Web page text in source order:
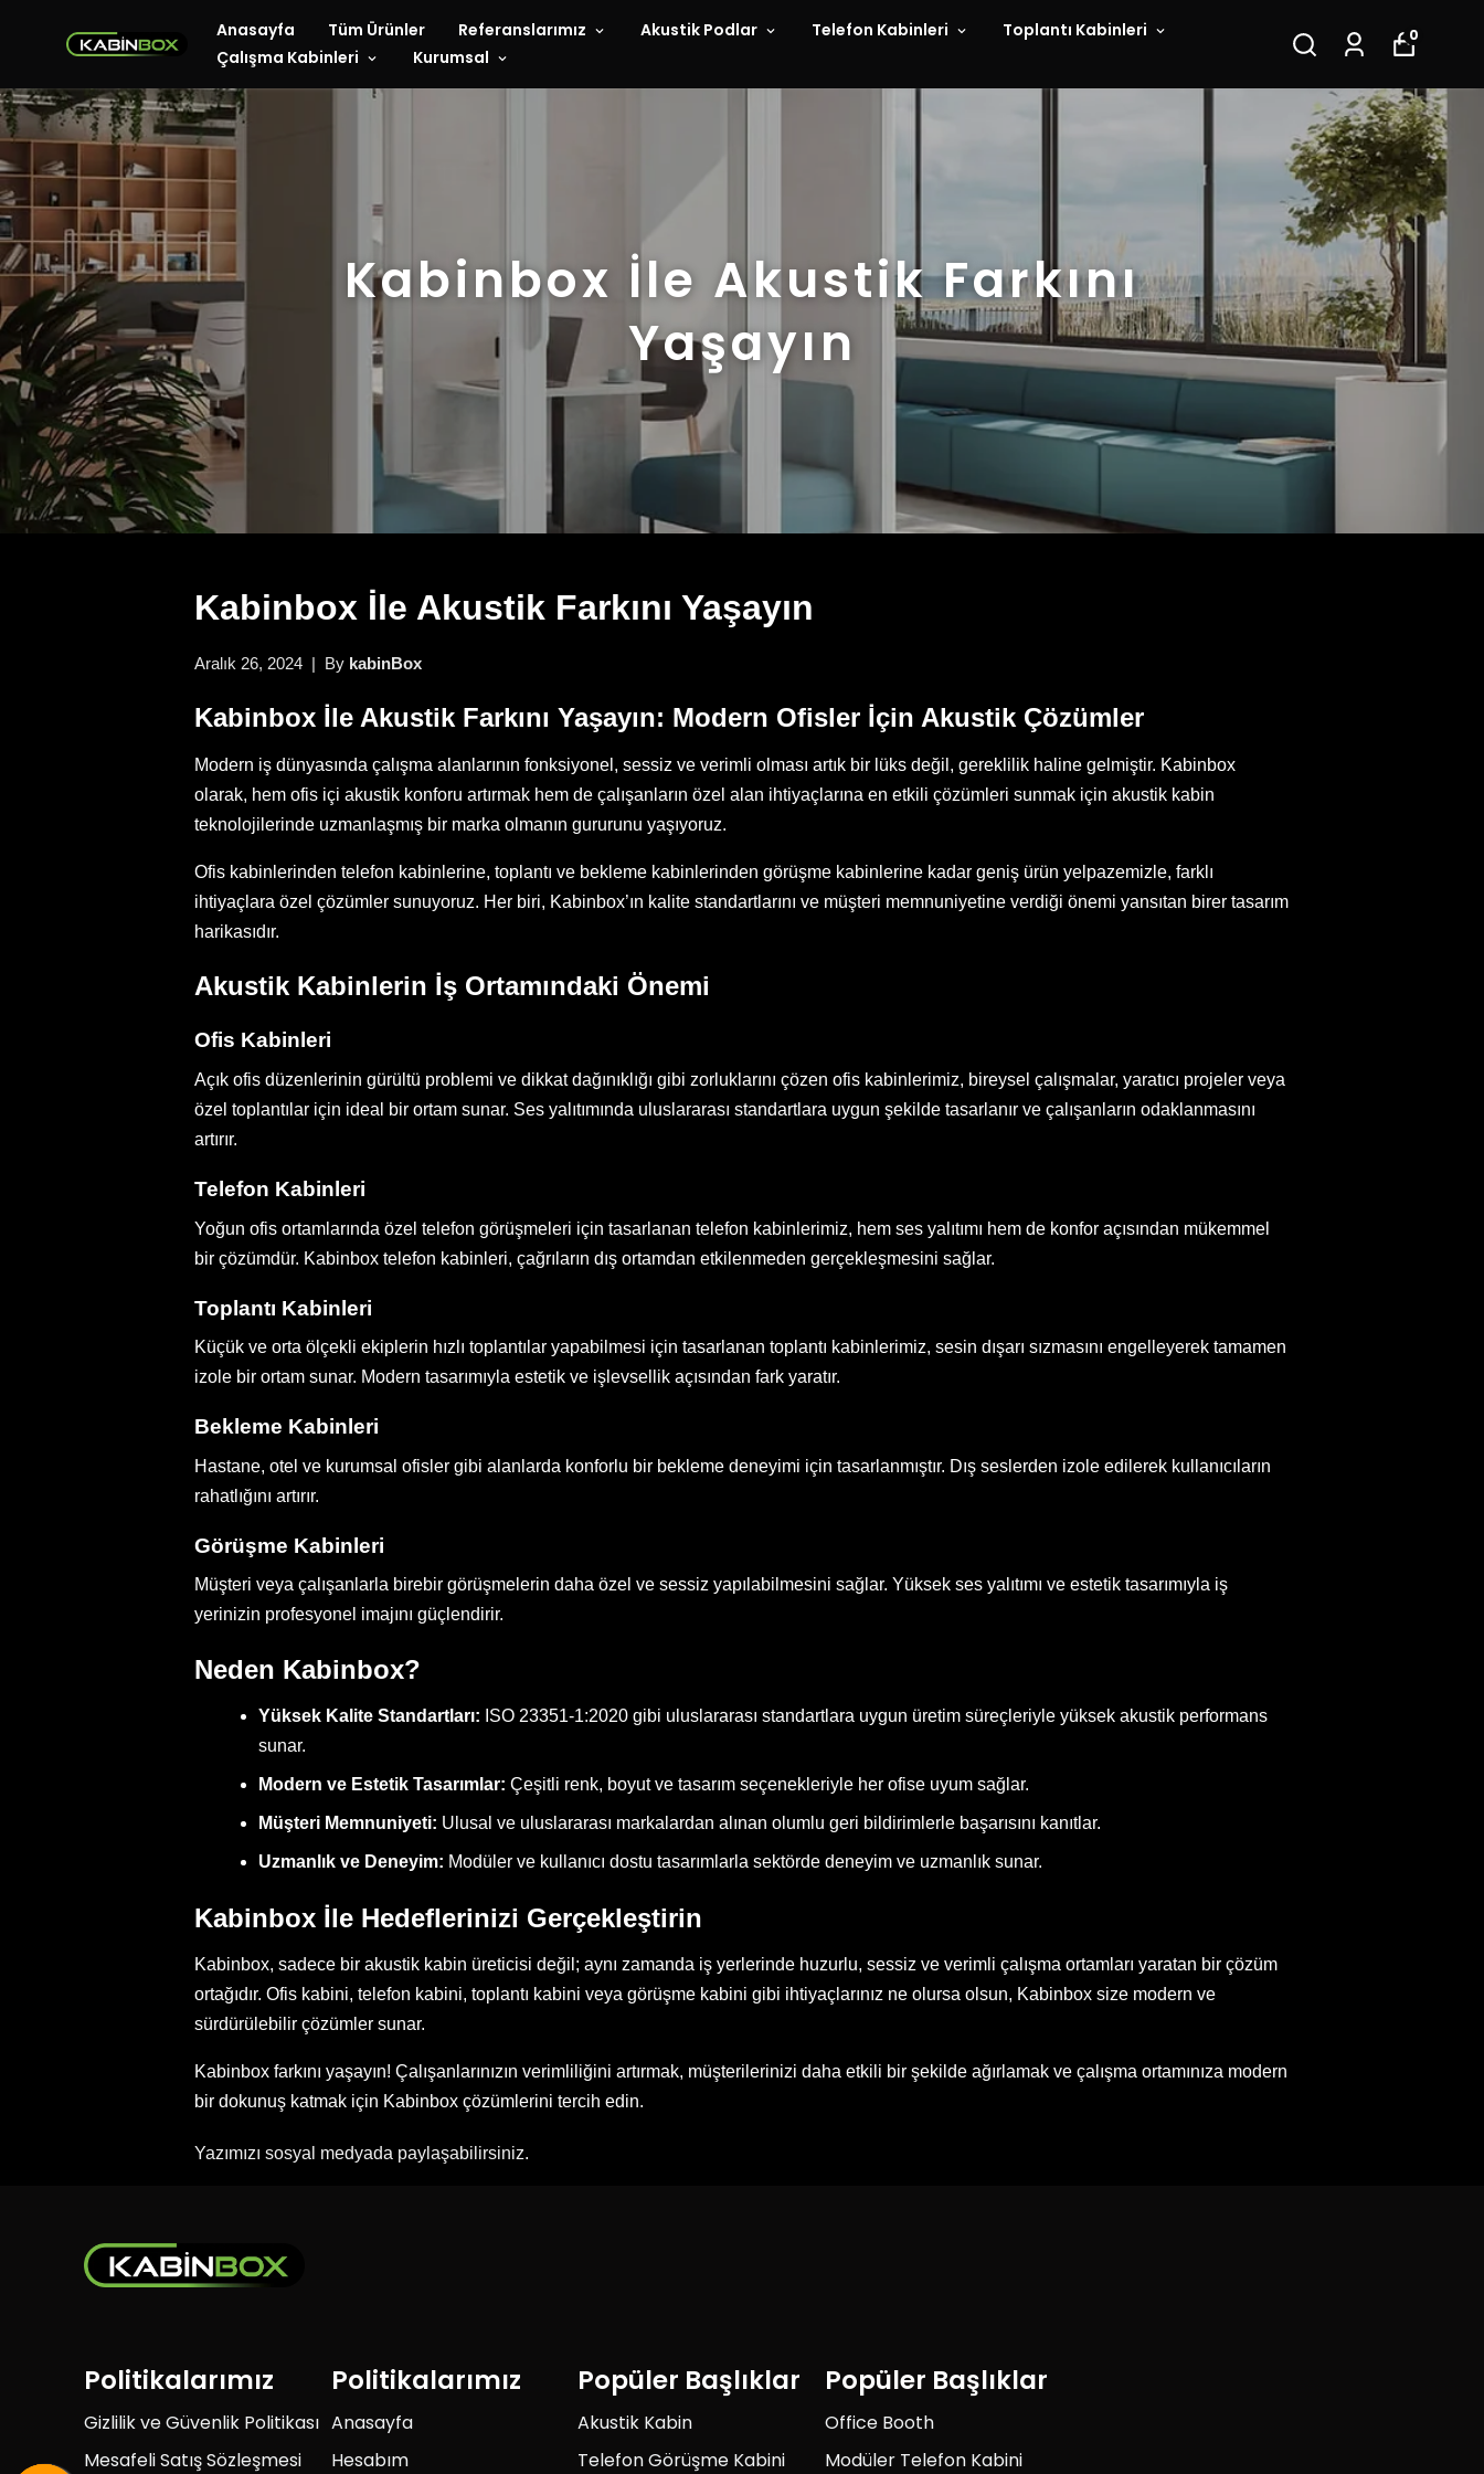
Anasayfa Tüm Ürünler Referanslarımız Akustik Podlar Telefon Kabinleri
Toplantı Kabinleri
Çalışma Kabinleri
Kurumsal
0
Kabinbox İle Akustik Farkını
Yaşayın
Kabinbox İle Akustik Farkını Yaşayın
Aralık 26, 2024 | By kabinBox
Kabinbox İle Akustik Farkını Yaşayın: Modern Ofisler İçin Akustik Çözümler
Modern iş dünyasında çalışma alanlarının fonksiyonel, sessiz ve verimli olması artık bir lüks değil, gereklilik haline gelmiştir. Kabinbox
olarak, hem ofis içi akustik konforu artırmak hem de çalışanların özel alan ihtiyaçlarına en etkili çözümleri sunmak için akustik kabin
teknolojilerinde uzmanlaşmış bir marka olmanın gururunu yaşıyoruz.
Ofis kabinlerinden telefon kabinlerine, toplantı ve bekleme kabinlerinden görüşme kabinlerine kadar geniş ürün yelpazemizle, farklı
ihtiyaçlara özel çözümler sunuyoruz. Her biri, Kabinbox’ın kalite standartlarını ve müşteri memnuniyetine verdiği önemi yansıtan birer tasarım
harikasıdır.
Akustik Kabinlerin İş Ortamındaki Önemi
Ofis Kabinleri
Açık ofis düzenlerinin gürültü problemi ve dikkat dağınıklığı gibi zorluklarını çözen ofis kabinlerimiz, bireysel çalışmalar, yaratıcı projeler veya
özel toplantılar için ideal bir ortam sunar. Ses yalıtımında uluslararası standartlara uygun şekilde tasarlanır ve çalışanların odaklanmasını
artırır.
Telefon Kabinleri
Yoğun ofis ortamlarında özel telefon görüşmeleri için tasarlanan telefon kabinlerimiz, hem ses yalıtımı hem de konfor açısından mükemmel
bir çözümdür. Kabinbox telefon kabinleri, çağrıların dış ortamdan etkilenmeden gerçekleşmesini sağlar.
Toplantı Kabinleri
Küçük ve orta ölçekli ekiplerin hızlı toplantılar yapabilmesi için tasarlanan toplantı kabinlerimiz, sesin dışarı sızmasını engelleyerek tamamen
izole bir ortam sunar. Modern tasarımıyla estetik ve işlevsellik açısından fark yaratır.
Bekleme Kabinleri
Hastane, otel ve kurumsal ofisler gibi alanlarda konforlu bir bekleme deneyimi için tasarlanmıştır. Dış seslerden izole edilerek kullanıcıların
rahatlığını artırır.
Görüşme Kabinleri
Müşteri veya çalışanlarla birebir görüşmelerin daha özel ve sessiz yapılabilmesini sağlar. Yüksek ses yalıtımı ve estetik tasarımıyla iş
yerinizin profesyonel imajını güçlendirir.
Neden Kabinbox?
Yüksek Kalite Standartları: ISO 23351-1:2020 gibi uluslararası standartlara uygun üretim süreçleriyle yüksek akustik performans
sunar.
Modern ve Estetik Tasarımlar: Çeşitli renk, boyut ve tasarım seçenekleriyle her ofise uyum sağlar.
Müşteri Memnuniyeti: Ulusal ve uluslararası markalardan alınan olumlu geri bildirimlerle başarısını kanıtlar.
Uzmanlık ve Deneyim: Modüler ve kullanıcı dostu tasarımlarla sektörde deneyim ve uzmanlık sunar.
Kabinbox İle Hedeflerinizi Gerçekleştirin
Kabinbox, sadece bir akustik kabin üreticisi değil; aynı zamanda iş yerlerinde huzurlu, sessiz ve verimli çalışma ortamları yaratan bir çözüm
ortağıdır. Ofis kabini, telefon kabini, toplantı kabini veya görüşme kabini gibi ihtiyaçlarınız ne olursa olsun, Kabinbox size modern ve
sürdürülebilir çözümler sunar.
Kabinbox farkını yaşayın! Çalışanlarınızın verimliliğini artırmak, müşterilerinizi daha etkili bir şekilde ağırlamak ve çalışma ortamınıza modern
bir dokunuş katmak için Kabinbox çözümlerini tercih edin.
Yazımızı sosyal medyada paylaşabilirsiniz.
Politikalarımız
Gizlilik ve Güvenlik Politikası
Mesafeli Satış Sözleşmesi
Politikalarımız
Anasayfa
Hesabım
Popüler Başlıklar
Akustik Kabin
Telefon Görüşme Kabini
Popüler Başlıklar
Office Booth
Modüler Telefon Kabini